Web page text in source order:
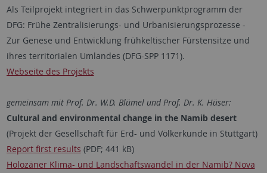
Als Teilprojekt integriert in das Schwerpunktprogramm der
DFG: Frühe Zentralisierungs- und Urbanisierungsprozesse -
Zur Genese und Entwicklung frühkeltischer Fürstensitze und
ihres territorialen Umlandes (DFG-SPP 1171).
Webseite des Projekts
gemeinsam mit Prof. Dr. W.D. Blümel und Prof. Dr. K. Hüser:
Cultural and environmental change in the Namib desert
(Projekt der Gesellschaft für Erd- und Völkerkunde in Stuttgart)
Report first results (PDF; 441 kB)
Holozäner Klima- und Landschaftswandel in der Namib? Nova